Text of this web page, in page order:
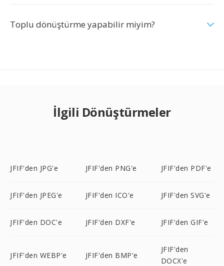
Toplu dönüştürme yapabilir miyim?
İlgili Dönüştürmeler
JFIF'den JPG'e JFIF'den PNG'e JFIF'den PDF'e
JFIF'den JPEG'e JFIF'den ICO'e JFIF'den SVG'e
JFIF'den DOC'e JFIF'den DXF'e JFIF'den GIF'e
JFIF'den WEBP'e JFIF'den BMP'e
JFIF'den
DOCX'e